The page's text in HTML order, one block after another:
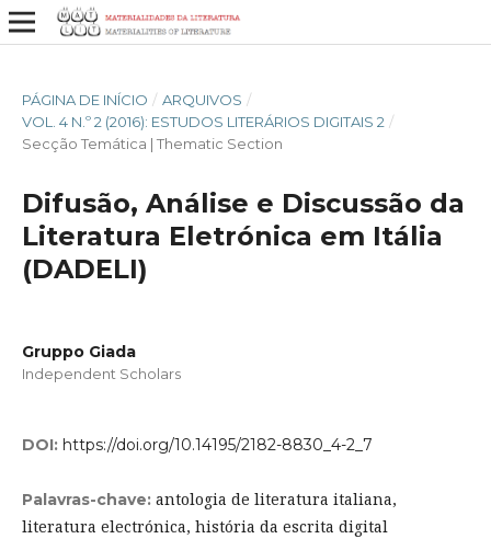
PÁGINA DE INÍCIO / ARQUIVOS /
VOL. 4 N.º 2 (2016): ESTUDOS LITERÁRIOS DIGITAIS 2 /
Secção Temática | Thematic Section
Difusão, Análise e Discussão da
Literatura Eletrónica em Itália
(DADELI)
Gruppo Giada
Independent Scholars
DOI: https://doi.org/10.14195/2182-8830_4-2_7
Palavras-chave: antologia de literatura italiana,
literatura electrónica, história da escrita digital